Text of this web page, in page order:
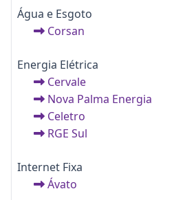
Água e Esgoto
Corsan
Energia Elétrica
Cervale
Nova Palma Energia
Celetro
RGE Sul
Internet Fixa
Ávato